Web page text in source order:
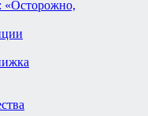
«Осторожно,